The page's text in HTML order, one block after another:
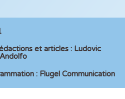
et articles : Ludovic
Andolfo
: Flugel Communication